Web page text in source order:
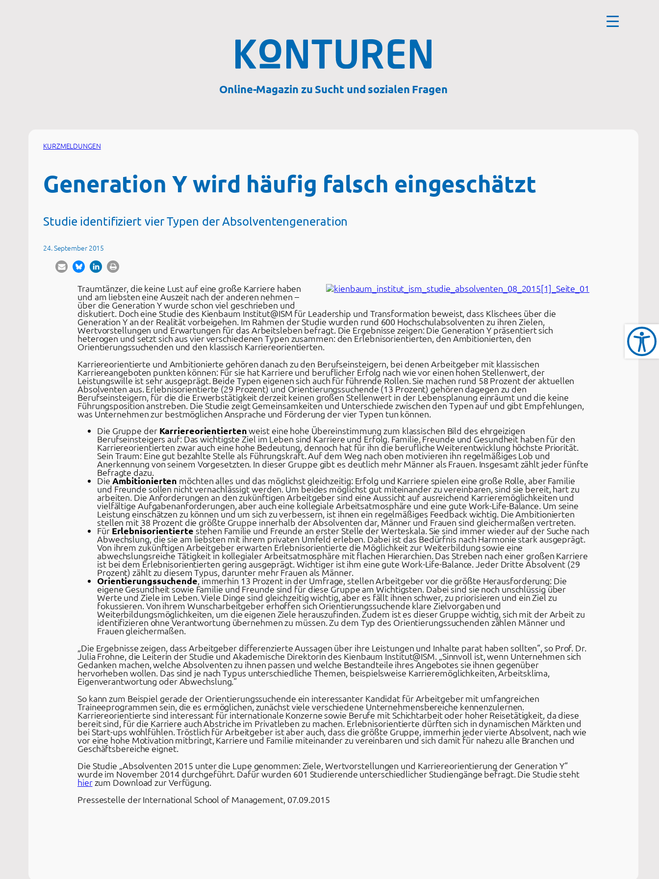
Online-Magazin zu Sucht und sozialen Fragen
KURZMELDUNGEN
Generation Y wird häufig falsch eingeschätzt
Studie identifiziert vier Typen der Absolventengeneration
24. September 2015
Traumtänzer, die keine Lust auf eine große Karriere haben
und am liebsten eine Auszeit nach der anderen nehmen –
über die Generation Y wurde schon viel geschrieben und
diskutiert. Doch eine Studie des Kienbaum Institut@ISM für Leadership und Transformation beweist, dass Klischees über die
Generation Y an der Realität vorbeigehen. Im Rahmen der Studie wurden rund 600 Hochschulabsolventen zu ihren Zielen,
Wertvorstellungen und Erwartungen für das Arbeitsleben befragt. Die Ergebnisse zeigen: Die Generation Y präsentiert sich
heterogen und setzt sich aus vier verschiedenen Typen zusammen: den Erlebnisorientierten, den Ambitionierten, den
Orientierungssuchenden und den klassisch Karriereorientierten.
Karriereorientierte und Ambitionierte gehören danach zu den Berufseinsteigern, bei denen Arbeitgeber mit klassischen
Karriereangeboten punkten können: Für sie hat Karriere und beruflicher Erfolg nach wie vor einen hohen Stellenwert, der
Leistungswille ist sehr ausgeprägt. Beide Typen eigenen sich auch für führende Rollen. Sie machen rund 58 Prozent der aktuellen
Absolventen aus. Erlebnisorientierte (29 Prozent) und Orientierungssuchende (13 Prozent) gehören dagegen zu den
Berufseinsteigern, für die die Erwerbstätigkeit derzeit keinen großen Stellenwert in der Lebensplanung einräumt und die keine
Führungsposition anstreben. Die Studie zeigt Gemeinsamkeiten und Unterschiede zwischen den Typen auf und gibt Empfehlungen,
was Unternehmen zur bestmöglichen Ansprache und Förderung der vier Typen tun können.
Die Gruppe der Karriereorientiertenweist eine hohe Übereinstimmung zum klassischen Bild des ehrgeizigen
Berufseinsteigers auf: Das wichtigste Ziel im Leben sind Karriere und Erfolg. Familie, Freunde und Gesundheit haben für den
Karriereorientierten zwar auch eine hohe Bedeutung, dennoch hat für ihn die berufliche Weiterentwicklung höchste Priorität.
Sein Traum: Eine gut bezahlte Stelle als Führungskraft. Auf dem Weg nach oben motivieren ihn regelmäßiges Lob und
Anerkennung von seinem Vorgesetzten. In dieser Gruppe gibt es deutlich mehr Männer als Frauen. Insgesamt zählt jeder fünfte
Befragte dazu.
Die Ambitionierten möchten alles und das möglichst gleichzeitig: Erfolg und Karriere spielen eine große Rolle, aber Familie
und Freunde sollen nicht vernachlässigt werden. Um beides möglichst gut miteinander zu vereinbaren, sind sie bereit, hart zu
arbeiten. Die Anforderungen an den zukünftigen Arbeitgeber sind eine Aussicht auf ausreichend Karrieremöglichkeiten und
vielfältige Aufgabenanforderungen, aber auch eine kollegiale Arbeitsatmosphäre und eine gute Work-Life-Balance. Um seine
Leistung einschätzen zu können und um sich zu verbessern, ist ihnen ein regelmäßiges Feedback wichtig. Die Ambitionierten
stellen mit 38 Prozent die größte Gruppe innerhalb der Absolventen dar, Männer und Frauen sind gleichermaßen vertreten.
Für Erlebnisorientierte stehen Familie und Freunde an erster Stelle der Werteskala. Sie sind immer wieder auf der Suche nach
Abwechslung, die sie am liebsten mit ihrem privaten Umfeld erleben. Dabei ist das Bedürfnis nach Harmonie stark ausgeprägt.
Von ihrem zukünftigen Arbeitgeber erwarten Erlebnisorientierte die Möglichkeit zur Weiterbildung sowie eine
abwechslungsreiche Tätigkeit in kollegialer Arbeitsatmosphäre mit flachen Hierarchien. Das Streben nach einer großen Karriere
ist bei dem Erlebnisorientierten gering ausgeprägt. Wichtiger ist ihm eine gute Work-Life-Balance. Jeder Dritte Absolvent (29
Prozent) zählt zu diesem Typus, darunter mehr Frauen als Männer.
Orientierungssuchende, immerhin 13 Prozent in der Umfrage, stellen Arbeitgeber vor die größte Herausforderung: Die
eigene Gesundheit sowie Familie und Freunde sind für diese Gruppe am Wichtigsten. Dabei sind sie noch unschlüssig über
Werte und Ziele im Leben. Viele Dinge sind gleichzeitig wichtig, aber es fällt ihnen schwer, zu priorisieren und ein Ziel zu
fokussieren. Von ihrem Wunscharbeitgeber erhoffen sich Orientierungssuchende klare Zielvorgaben und
Weiterbildungsmöglichkeiten, um die eigenen Ziele herauszufinden. Zudem ist es dieser Gruppe wichtig, sich mit der Arbeit zu
identifizieren ohne Verantwortung übernehmen zu müssen. Zu dem Typ des Orientierungssuchenden zählen Männer und
Frauen gleichermaßen.
„Die Ergebnisse zeigen, dass Arbeitgeber differenzierte Aussagen über ihre Leistungen und Inhalte parat haben sollten“, so Prof. Dr.
Julia Frohne, die Leiterin der Studie und Akademische Direktorin des Kienbaum Institut@ISM. „Sinnvoll ist, wenn Unternehmen sich
Gedanken machen, welche Absolventen zu ihnen passen und welche Bestandteile ihres Angebotes sie ihnen gegenüber
hervorheben wollen. Das sind je nach Typus unterschiedliche Themen, beispielsweise Karrieremöglichkeiten, Arbeitsklima,
Eigenverantwortung oder Abwechslung.“
So kann zum Beispiel gerade der Orientierungssuchende ein interessanter Kandidat für Arbeitgeber mit umfangreichen
Traineeprogrammen sein, die es ermöglichen, zunächst viele verschiedene Unternehmensbereiche kennenzulernen.
Karriereorientierte sind interessant für internationale Konzerne sowie Berufe mit Schichtarbeit oder hoher Reisetätigkeit, da diese
bereit sind, für die Karriere auch Abstriche im Privatleben zu machen. Erlebnisorientierte dürften sich in dynamischen Märkten und
bei Start-ups wohlfühlen. Tröstlich für Arbeitgeber ist aber auch, dass die größte Gruppe, immerhin jeder vierte Absolvent, nach wie
vor eine hohe Motivation mitbringt, Karriere und Familie miteinander zu vereinbaren und sich damit für nahezu alle Branchen und
Geschäftsbereiche eignet.
Die Studie „Absolventen 2015 unter die Lupe genommen: Ziele, Wertvorstellungen und Karriereorientierung der Generation Y“
wurde im November 2014 durchgeführt. Dafür wurden 601 Studierende unterschiedlicher Studiengänge befragt. Die Studie steht
hierzum Download zur Verfügung.
Pressestelle der International School of Management, 07.09.2015